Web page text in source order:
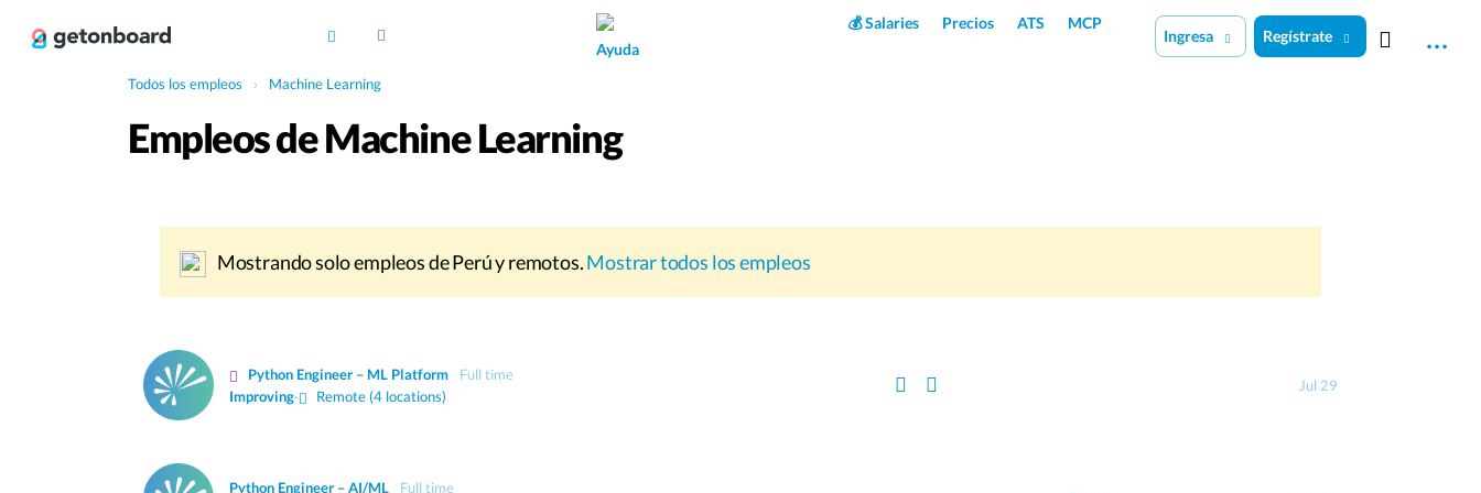
💰 Salaries Precios ATS
MCP
Ayuda
Ingresa Regístrate
Todos los empleos › Machine Learning
Empleos de Machine Learning
Mostrando solo empleos de Perú y remotos.Mostrar todos los empleos
Python Engineer – ML Platform
Full time
Improving· Remote (4 locations)
Jul 29
Python Engineer – AI/ML
Full time